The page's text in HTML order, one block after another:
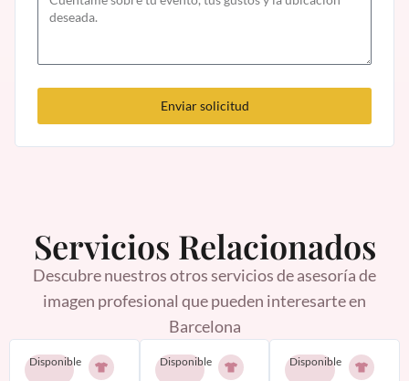
Enviar solicitud
Servicios Relacionados
Descubre nuestros otros servicios de asesoría de
imagen profesional que pueden interesarte en
Barcelona
Disponible Disponible Disponible